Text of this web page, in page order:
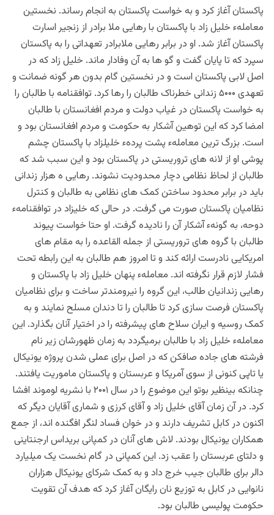
پاکستان آغاز کرد و به خواست پاکستان به انجام رساند. نخستین
معاملهء خلیل زاد با پاکستان با رهایی ملا برادر از زنجیر اسارت
پاکستان آغاز شد. او در برابر رهایی ملابرادر تعهداتی را به پاکستان
سپرد که تا پایان گفت و گو ها به آن وفادار ماند. خلیل زاد که در
اصل لابی پاکستان است و در نخستین گام بدون هر گونه ضمانت و
تعهدی ۵۰۰۰ زندانی خطرناک طالبان را رها کرد. توافقنامه با طالبان را
به خواست پاکستان در غیاب دولت و مردم افغانستان با طالبان
امضا کرد که این توهین آشکار به حکومت و مردم افغانستان بود و
است. بزرگ ترین معاملهء پشت پردهء خلیلزاد با پاکستان چشم
پوشی او از لانه های تروریستی در پاکستان بود و این سبب شد که
طالبان از لحاظ نظامی دچار محدودیت نشوند. رهایی ه هزار زندانی
باید در برابر محدود ساختن کمک های نظامی به طالبان و کنترل
نظامیان پاکستان صورت می گرفت. در حالی که خلیزاد در توافقنامهء
دوحه، به گونهء آشکار آن را نادیده گرفت. او حتا خواست پیوند
طالبان با گروه های تروریستی از جمله القاعده را به مقام های
امریکایی نادرست ارائه کند و تا امروز هم طالبان به این رابطه تحت
فشار لازم قرار نگرفته اند. معاملهء پنهان خلیل زاد با پاکستان و
رهایی زندانیان طالب، این گروه را نیرومندتر ساخت و برای نظامیان
پاکستان فرصت سازی کرد تا طالبان را تا دندان مسلح نمایند و به
کمک روسیه و ایران سلاح های پیشرفته را در اختیار آنان بگذارد. این
معاملهء خلیل زاد با طالبان برمیگردد به زمان ظهورشان زیر نام
فرشته های جاده صافکن که در اصل برای عملی شدن پروژه یونیکال
یا تاپی کنونی از سوی آمریکا و عربستان و پاکستان ماموریت یافتند.
چنانکه بینظیر بوتو این موضوع را در سال ۲۰۰۱ با نشریه لوموند افشا
کرد. در آن زمان آقای خلیل زاد و آقای کرزی و شماری آقایان دیگر که
اکنون در کابل تشریف دارند و در خوان فساد لنگر افگنده اند، از جمع
همکاران یونیکال بودند. لاش های آنان در کمپانی بریداس ارجنتاینی
و دلتای عربستان را عقب زد. این کمپانی در گام نخست یک میلیارد
دالر برای طالبان جیب خرج داد و به کمک شرکای یونیکال هزاران
نانوایی در کابل به توزیع نان رایگان آغاز کرد که هدف آن تقویت
حکومت پولیسی طالبان بود.